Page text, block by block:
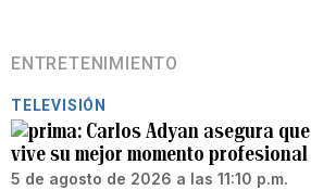
ENTRETENIMIENTO
TELEVISIÓN
Carlos Adyan asegura que
vive su mejor momento profesional
5 de agosto de 2026 a las 11:10 p.m.